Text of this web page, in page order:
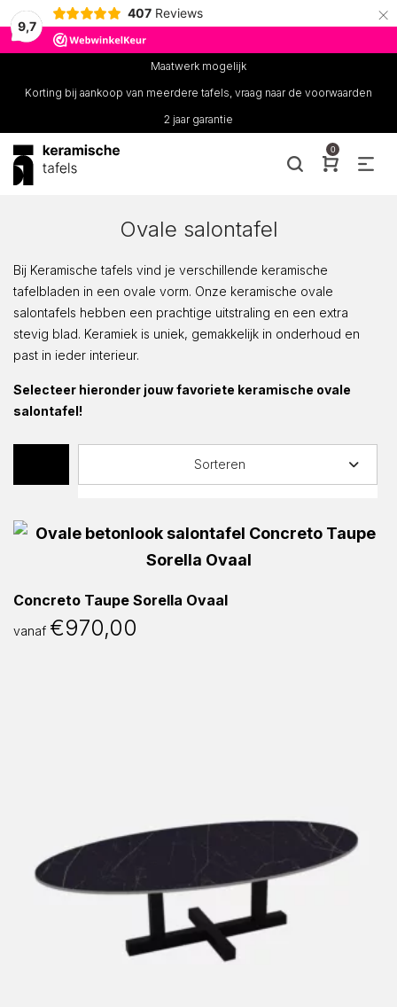
9,7
407 Reviews ×
Maatwerk mogelijk
Korting bij aankoop van meerdere tafels, vraag naar de voorwaarden
2 jaar garantie
0
Ovale salontafel
Bij Keramische tafels vind je verschillende keramische
tafelbladen in een ovale vorm. Onze keramische ovale
salontafels hebben een prachtige uitstraling en een extra
stevig blad. Keramiek is uniek, gemakkelijk in onderhoud en
past in ieder interieur.
Selecteer hieronder jouw favoriete keramische ovale
salontafel!
Sorteren
Concreto Taupe Sorella Ovaal
vanaf €970,00